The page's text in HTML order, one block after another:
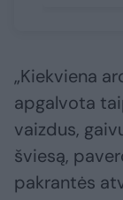
„Kiekviena
apgalvota
vaizdus,
šviesą,
pakrantės